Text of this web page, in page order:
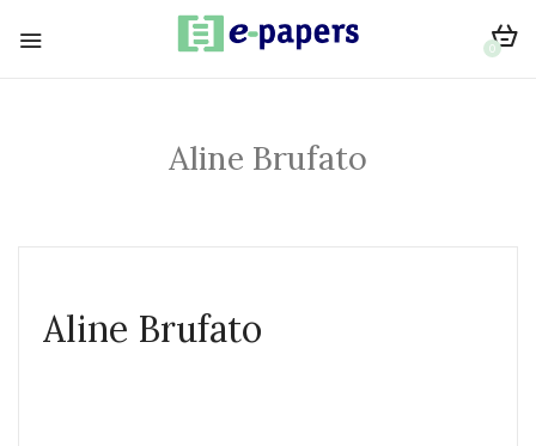
0
Aline Brufato
Aline Brufato